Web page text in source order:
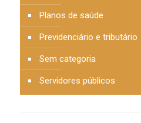
Planos de saúde
Previdenciário e tributário
Sem categoria
Servidores públicos